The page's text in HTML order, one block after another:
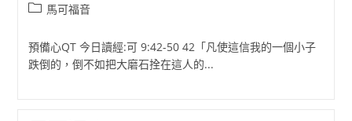
Post馬可福音
預備心QT 今日讀經:可 9:42-50 42「凡使這信我的一個小子
跌倒的，倒不如把大磨石拴在這人的...